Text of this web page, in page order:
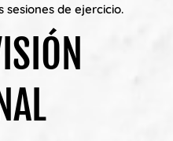
sesiones de ejercicio.